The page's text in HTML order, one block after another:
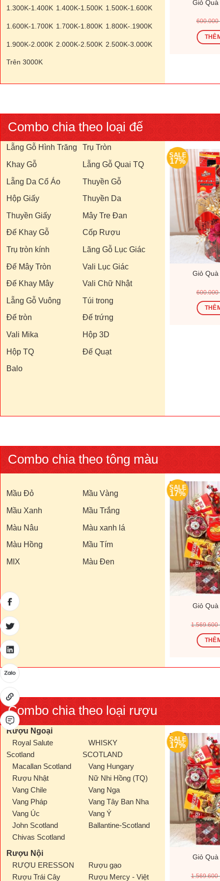
1.300K-1.400K 1.400K-1.500K 1.500K-1.600K
1.600K-1.700K 1.700K-1.800K 1.800K-.1900K
1.900K-2.000K 2.000K-2.500K 2.500K-3.000K
Trên 3000K
Giỏ
600.000
₫.
hiện
là:
370.000 ₫.
gốc
1.440.000 ₫.
hiện
là:
1.200.000 ₫.
Combo chia theo loại đế
Lẵng Gỗ Hình Trăng Trụ Tròn
Khay Gỗ Lẵng Gỗ Quai TQ
Lẵng Da Cổ Áo Thuyền Gỗ
Hộp Giấy Thuyền Da
Thuyền Giấy Mây Tre Đan
Đế Khay Gỗ Cốp Rượu
Trụ tròn kính Lãng Gỗ Lục Giác
Đế Mây Tròn Vali Lục Giác
Đế Khay Mây Vali Chữ Nhật
Lẵng Gỗ Vuông Túi trong
Đế tròn Đế trứng
Vali Mika Hộp 3D
Hộp TQ Đế Quạt
Balo
SALE
17%
Giỏ
600.000
hiện
tại
là:
370.000 ₫.
gốc
là:
1.440.000 ₫.
Combo chia theo tông màu
Mầu Đỏ Mầu Vàng
Mầu Xanh Mầu Trắng
Màu Nâu Màu xanh lá
Màu Hồng Mầu Tím
MIX Màu Đen
SALE
17%
Giỏ
1.569.600
₫.
₫Giá
hiện
tại
là:
770.000 ₫.
Combo chia theo loại rượu
Rượu Ngoại
Royal Salute
Scotland
WHISKY
SCOTLAND
Macallan Scotland
Vang Hungary
Rượu Nhật
Nữ Nhi Hồng (TQ)
Vang Chile
Vang Nga
Vang Pháp
Vang Tây Ban Nha
Vang Úc
Vang Ý
John Scotland
Ballantine-Scotland
Chivas Scotland
Rượu Nội
RƯỢU ERESSON
Rượu gạo
Rượu Trái Cây
Rượu Mercy - Việt
SALE
17%
Giỏ
1.569.600
Giá
SALE
17%
1.200.000 ₫ Giá
1.000.000 ₫Giá